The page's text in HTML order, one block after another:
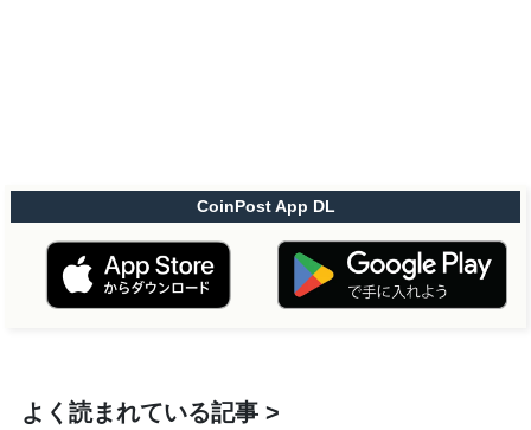
CoinPost App DL
よく読まれている記事